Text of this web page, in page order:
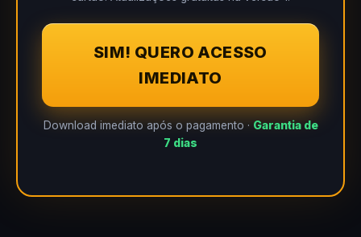
SIM! QUERO ACESSO
IMEDIATO
Download imediato após o pagamento · Garantia de
7 dias